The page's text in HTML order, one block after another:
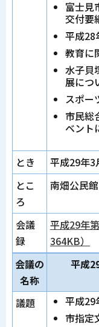
富士見
交付要
平成28
教育に
水子貝
展につ
スポー
市民総
ベント
とき
平成29年3
とこ
ろ
南畑公民
会議
録
平成29年
364KB）
会議の
名称
平成
議題
平成29
市指定